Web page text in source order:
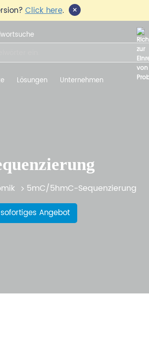
Click here. ×
Lösungen Unternehmen
5mC/5hmC-Sequenzierung
Angebot